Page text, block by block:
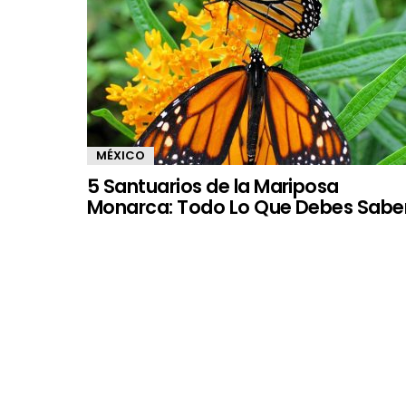
MÉXICO
5 Santuarios de la Mariposa
Monarca: Todo Lo Que Debes